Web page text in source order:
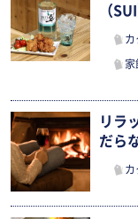
（
カ
家
リラ
だら
カ